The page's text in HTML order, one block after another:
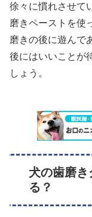
徐々に慣れさせて
磨きペーストを使
磨きの後に遊んで
後にはいいことが
しょう。
犬の歯磨
る？